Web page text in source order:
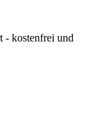
- kostenfrei und